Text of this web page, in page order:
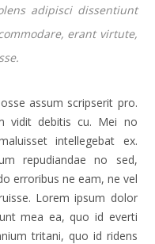
adipisci dissentiunt
erant virtute,
assum scripserit pro.
vidit debitis cu. Mei no
intellegebat ex.
repudiandae no sed,
erroribus ne eam, ne vel
Lorem ipsum dolor
mea ea, quo id everti
tritani, quo id ridens